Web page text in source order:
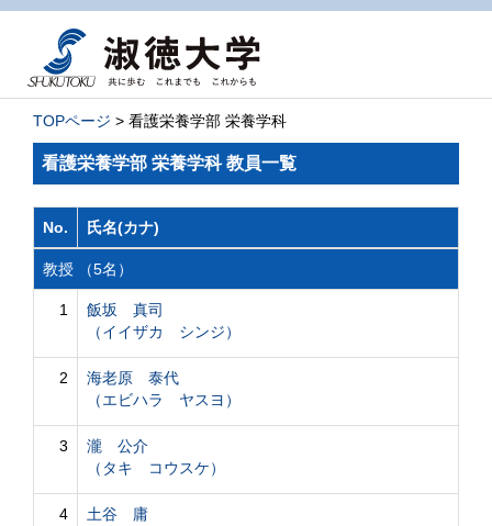
TOPページ > 看護栄養学部 栄養学科
看護栄養学部 栄養学科 教員一覧
No. 氏名(カナ)
教授 （5名）
1
飯坂 真司
（イイザカ シンジ）
2
海老原 泰代
（エビハラ ヤスヨ）
3
瀧 公介
（タキ コウスケ）
4
土谷 庸